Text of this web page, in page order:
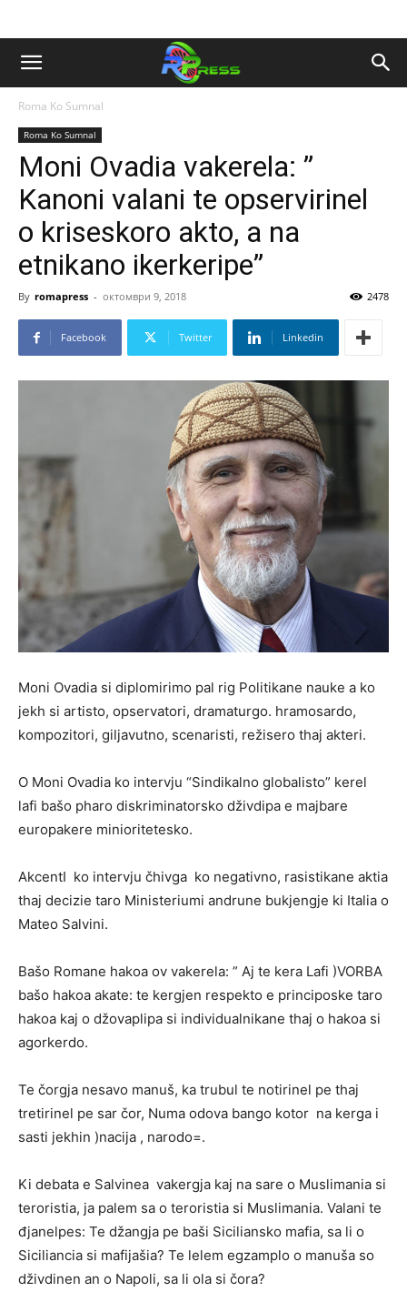
Roma Ko Sumnal
Roma Ko Sumnal
Moni Ovadia vakerela: ”
Kanoni valani te opservirinel
o kriseskoro akto, a na
etnikano ikerkeripe”
By romapress - октомври 9, 2018 2478
Facebook Twitter Linkedin
Moni Ovadia si diplomirimo pal rig Politikane nauke a ko
jekh si artisto, opservatori, dramaturgo. hramosardo,
kompozitori, giljavutno, scenaristi, režisero thaj akteri.
O Moni Ovadia ko intervju “Sindikalno globalisto” kerel
lafi bašo pharo diskriminatorsko dživdipa e majbare
europakere minioritetesko.
AkcentI ko intervju čhivga ko negativno, rasistikane aktia
thaj decizie taro Ministeriumi andrune bukjengje ki Italia o
Mateo Salvini.
Bašo Romane hakoa ov vakerela: ” Aj te kera Lafi )VORBA
bašo hakoa akate: te kergjen respekto e principoske taro
hakoa kaj o džovaplipa si individualnikane thaj o hakoa si
agorkerdo.
Te čorgja nesavo manuš, ka trubul te notirinel pe thaj
tretirinel pe sar čor, Numa odova bango kotor na kerga i
sasti jekhin )nacija , narodo=.
Ki debata e Salvinea vakergja kaj na sare o Muslimania si
teroristia, ja palem sa o teroristia si Muslimania. Valani te
đjanelpes: Te džangja pe baši Siciliansko mafia, sa li o
Siciliancia si mafijašia? Te lelem egzamplo o manuša so
dživdinen an o Napoli, sa li ola si čora?